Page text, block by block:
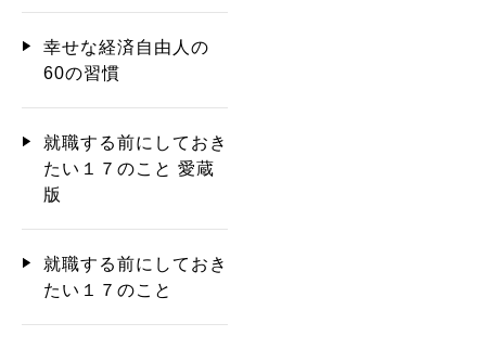
幸せな経済自由人の
60の習慣
就職する前にしておき
たい１７のこと 愛蔵
版
就職する前にしておき
たい１７のこと